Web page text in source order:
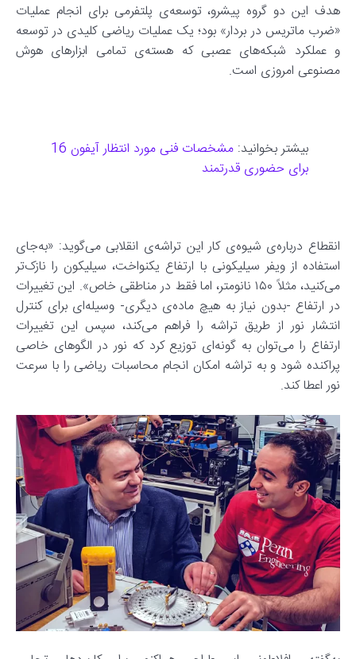
هدف این دو گروه پیشرو، توسعه‌ی پلتفرمی برای انجام عملیات
«ضرب ماتریس در بردار» بود؛ یک عملیات ریاضی کلیدی در توسعه
و عملکرد شبکه‌های عصبی که هسته‌ی تمامی ابزارهای هوش
مصنوعی امروزی است.
بیشتر بخوانید:
مشخصات فنی مورد انتظار آیفون 16
برای حضوری قدرتمند
انقطاع درباره‌ی شیوه‌ی کار این تراشه‌ی انقلابی می‌گوید: «به‌جای
استفاده از ویفر سیلیکونی با ارتفاع یکنواخت، سیلیکون را نازک‌تر
می‌کنید، مثلاً ۱۵۰ نانومتر، اما فقط در مناطقی خاص». این تغییرات
در ارتفاع -بدون نیاز به هیچ ماده‌ی دیگری- وسیله‌ای برای کنترل
انتشار نور از طریق تراشه را فراهم می‌کند، سپس این تغییرات
ارتفاع را می‌توان به گونه‌ای توزیع کرد که نور در الگوهای خاصی
پراکنده شود و به تراشه امکان انجام محاسبات ریاضی را با سرعت
نور اعطا کند.